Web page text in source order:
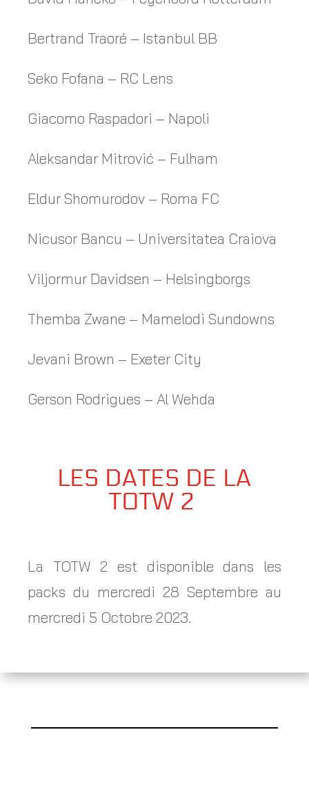
Bertrand Traoré – Istanbul BB
Seko Fofana – RC Lens
Giacomo Raspadori – Napoli
Aleksandar Mitrović – Fulham
Eldur Shomurodov – Roma FC
Nicusor Bancu – Universitatea Craiova
Viljormur Davidsen – Helsingborgs
Themba Zwane – Mamelodi Sundowns
Jevani Brown – Exeter City
Gerson Rodrigues – Al Wehda
LES DATES DE LA
TOTW 2
La TOTW 2 est disponible dans les
packs du mercredi 28 Septembre au
mercredi 5 Octobre 2023.